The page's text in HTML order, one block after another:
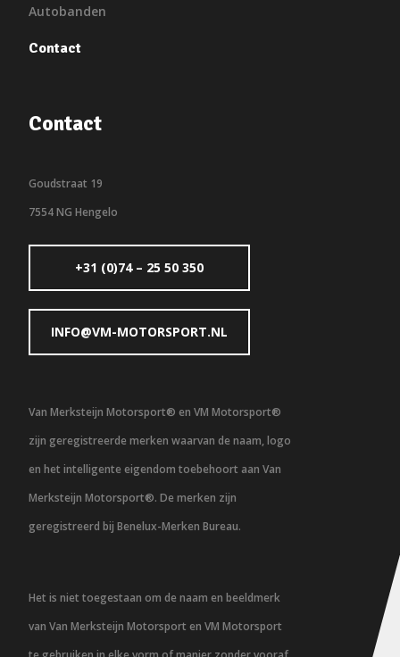
Autobanden
Contact
Contact
Goudstraat 19
7554 NG Hengelo
+31 (0)74 – 25 50 350
INFO@VM-MOTORSPORT.NL
Van Merksteijn Motorsport® en VM Motorsport®
zijn geregistreerde merken waarvan de naam, logo
en het intelligente eigendom toebehoort aan Van
Merksteijn Motorsport®. De merken zijn
geregistreerd bij Benelux-Merken Bureau.
Het is niet toegestaan om de naam en beeldmerk
van Van Merksteijn Motorsport en VM Motorsport